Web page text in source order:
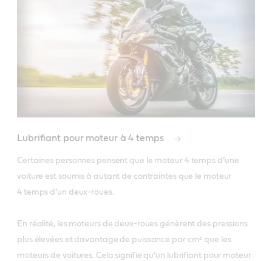
Lubrifiant pour moteur à 4 temps
Certaines personnes pensent que le moteur 4 temps d’une
voiture est soumis à autant de contraintes que le moteur
4 temps d’un deux-roues.
En réalité, les moteurs de deux-roues génèrent des pressions
plus élevées et davantage de puissance par cm³ que les
moteurs de voitures. Cela signifie qu’un lubrifiant pour moteur